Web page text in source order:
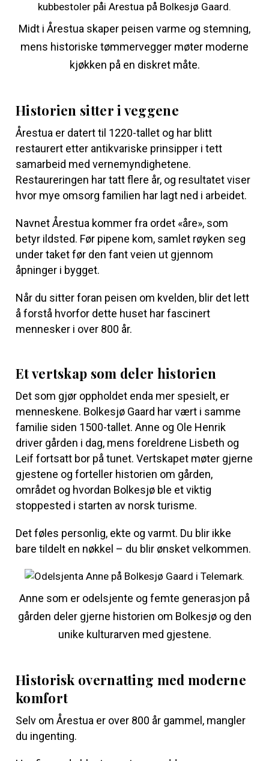
Midt i Årestua skaper peisen varme og stemning,
mens historiske tømmervegger møter moderne
kjøkken på en diskret måte.
Historien sitter i veggene
Årestua er datert til 1220-tallet og har blitt
restaurert etter antikvariske prinsipper i tett
samarbeid med vernemyndighetene.
Restaureringen har tatt flere år, og resultatet viser
hvor mye omsorg familien har lagt ned i arbeidet.
Navnet Årestua kommer fra ordet «åre», som
betyr ildsted. Før pipene kom, samlet røyken seg
under taket før den fant veien ut gjennom
åpninger i bygget.
Når du sitter foran peisen om kvelden, blir det lett
å forstå hvorfor dette huset har fascinert
mennesker i over 800 år.
Et vertskap som deler historien
Det som gjør oppholdet enda mer spesielt, er
menneskene. Bolkesjø Gaard har vært i samme
familie siden 1500-tallet. Anne og Ole Henrik
driver gården i dag, mens foreldrene Lisbeth og
Leif fortsatt bor på tunet. Vertskapet møter gjerne
gjestene og forteller historien om gården,
området og hvordan Bolkesjø ble et viktig
stoppested i starten av norsk turisme.
Det føles personlig, ekte og varmt. Du blir ikke
bare tildelt en nøkkel – du blir ønsket velkommen.
Anne som er odelsjente og femte generasjon på
gården deler gjerne historien om Bolkesjø og den
unike kulturarven med gjestene.
Historisk overnatting med moderne
komfort
Selv om Årestua er over 800 år gammel, mangler
du ingenting.